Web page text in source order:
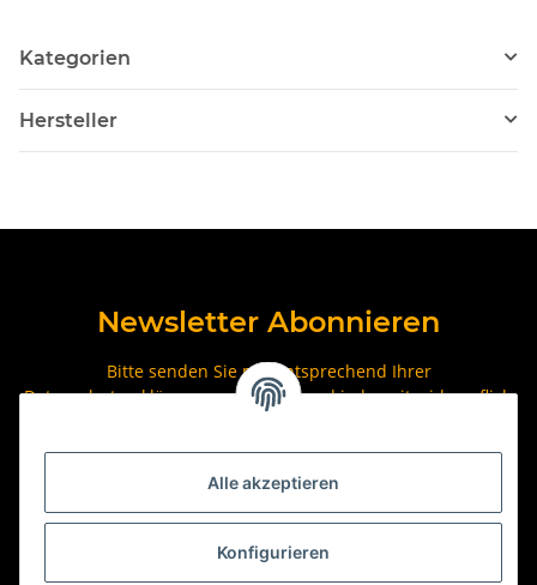
Alle akzeptieren
Konfigurieren
Kategorien
Hersteller
Newsletter Abonnieren
Bitte senden Sie mir entsprechend Ihrer
Datenschutzerklärungregelmäßig und jederzeit widerruflich
Newsletter Abonnieren